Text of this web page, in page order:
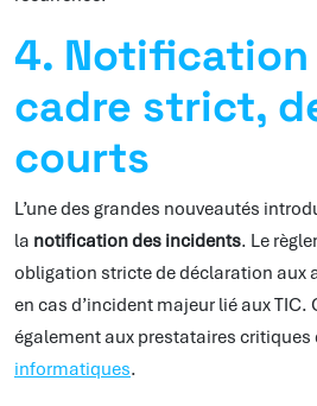
4. Notification
cadre strict,
courts
L’une des grandes nouveautés
la notification des incidents. Le
obligation stricte de déclaration aux
en cas d’incident majeur lié aux TIC.
également aux prestataires critiques
informatiques.